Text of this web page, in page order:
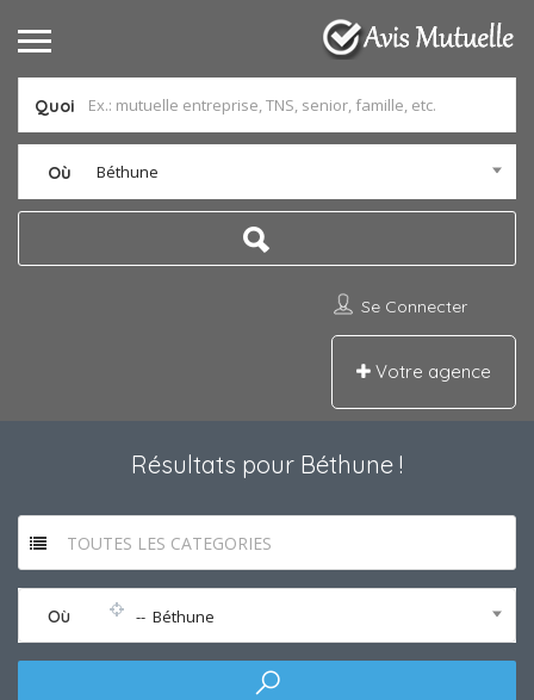
Quoi
Où Béthune
Se Connecter
Votre agence
Résultats pour Béthune !
TOUTES LES CATEGORIES
Où -- Béthune